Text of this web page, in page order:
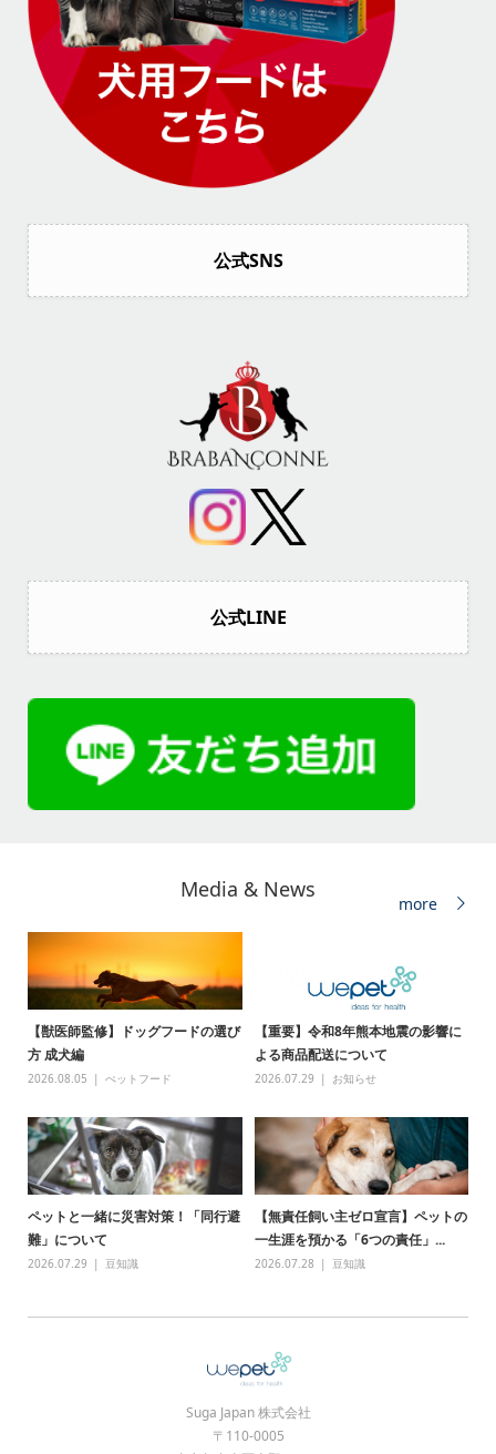
公式SNS
公式LINE
Media & News
more
【獣医師監修】ドッグフードの選び
方 成犬編
2026.08.05 ぺットフード
【重要】令和8年熊本地震の影響に
よる商品配送について
2026.07.29 お知らせ
ペットと一緒に災害対策！「同行避
難」について
2026.07.29 豆知識
【無責任飼い主ゼロ宣言】ペットの
一生涯を預かる「6つの責任」...
2026.07.28 豆知識
Suga Japan 株式会社
〒110-0005